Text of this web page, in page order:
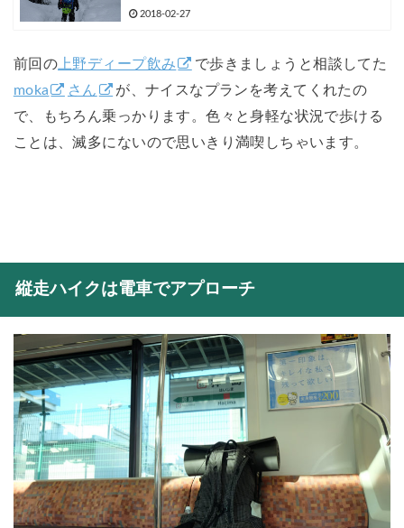
2018-02-27
前回の 上野ディープ飲み
で歩きましょうと相談してた
moka
さん
が、ナイスなプランを考えてくれたの
で、もちろん乗っかります。色々と身軽な状況で歩ける
ことは、滅多にないので思いきり満喫しちゃいます。
縦走ハイクは電車でアプローチ